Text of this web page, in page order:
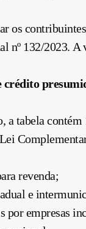
os
nº 132/2023.
crédito
a tabela
revenda;
e
por empresas